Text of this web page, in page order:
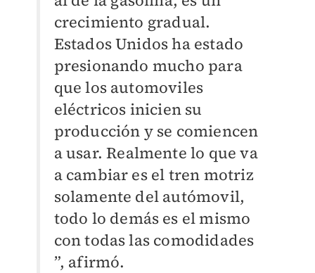
crecimiento gradual.
Estados Unidos ha estado
presionando mucho para
que los automoviles
eléctricos inicien su
producción y se comiencen
a usar. Realmente lo que va
a cambiar es el tren motriz
solamente del autómovil,
todo lo demás es el mismo
con todas las comodidades
”, afirmó.